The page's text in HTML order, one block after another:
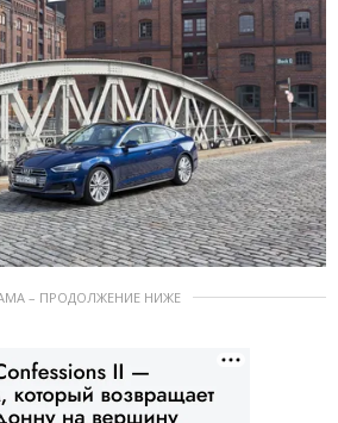
– ПРОДОЛЖЕНИЕ НИЖЕ